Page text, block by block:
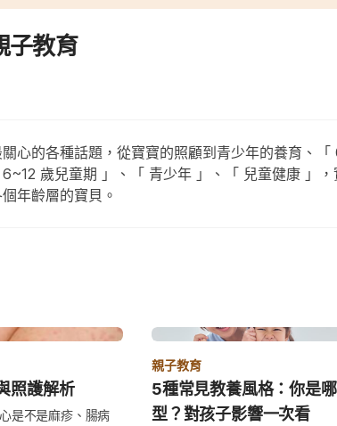
子教育
心的各種話題，從寶寶的照顧到青少年的養育、「
歲兒童期 」、「 青少年 」、「 兒童健康 」
年齡層的寶貝。
照護解析
是不是麻疹、腸病
親子教育
5種常見教養風格：你是
型？對孩子影響一次看